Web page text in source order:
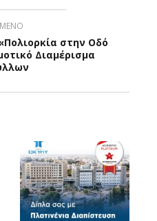
στην Οδό
Διαμέρισμα